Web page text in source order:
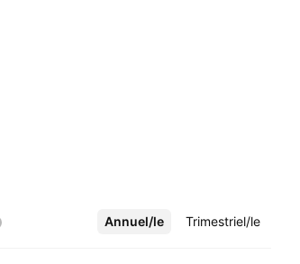
Annuel/le Trimestriel/le
Plus